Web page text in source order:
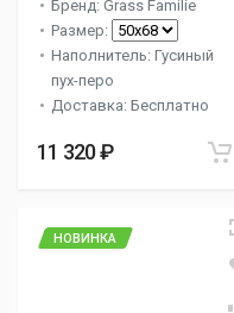
Бренд: Grass Familie
Размер:
Наполнитель: Гусиный
пух-перо
Доставка: Бесплатно
11 320 ₽
НОВИНКА